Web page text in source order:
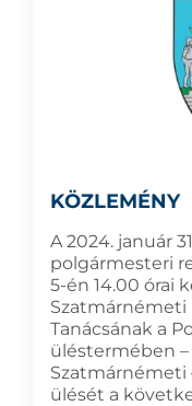
KÖZLEMÉNY
A 2024. január
polgármesteri
5-én 14.00 órai
Tanácsának a
üléstermében –
ülését a